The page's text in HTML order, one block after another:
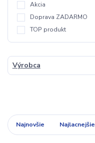
Akcia
Doprava ZADARMO
TOP produkt
Výrobca
Najnovšie Najlacnejšie